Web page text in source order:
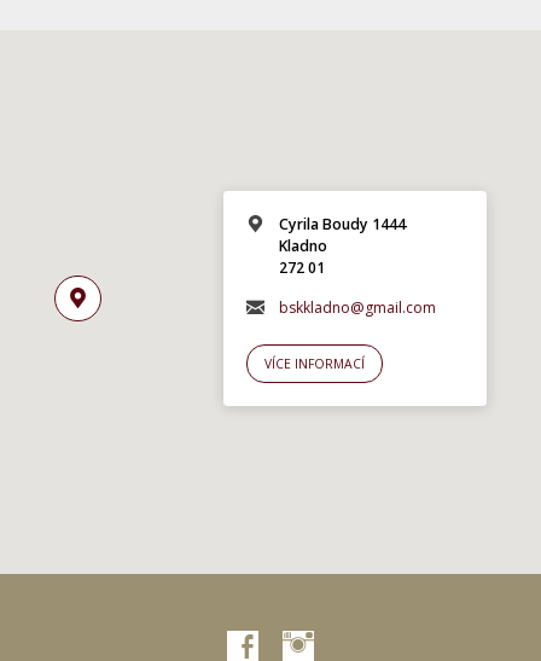
Cyrila Boudy 1444
Kladno
272 01
bskkladno@gmail.com
VÍCE INFORMACÍ